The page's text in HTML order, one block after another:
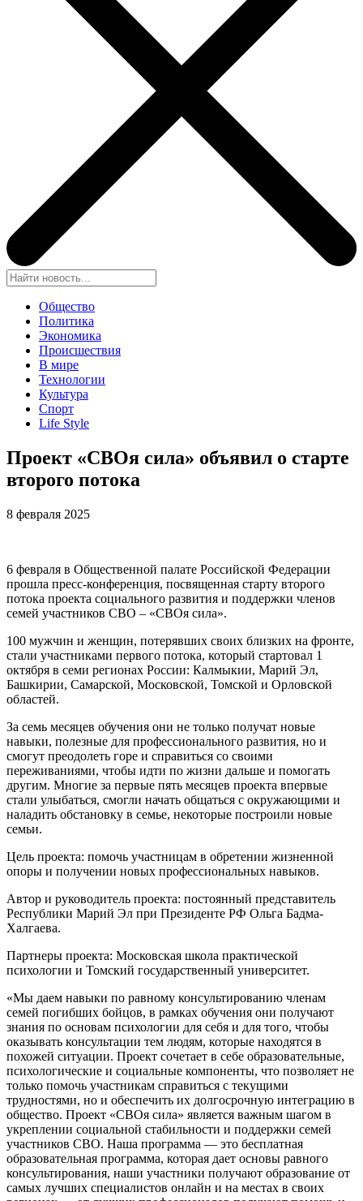
Общество
Политика
Экономика
Происшествия
В мире
Технологии
Культура
Спорт
Life Style
Проект «СВОя сила» объявил о старте
второго потока
8 февраля 2025
6 февраля в Общественной палате Российской Федерации
прошла пресс-конференция, посвященная старту второго
потока проекта социального развития и поддержки членов
семей участников СВО – «СВОя сила».
100 мужчин и женщин, потерявших своих близких на фронте,
стали участниками первого потока, который стартовал 1
октября в семи регионах России: Калмыкии, Марий Эл,
Башкирии, Самарской, Московской, Томской и Орловской
областей.
За семь месяцев обучения они не только получат новые
навыки, полезные для профессионального развития, но и
смогут преодолеть горе и справиться со своими
переживаниями, чтобы идти по жизни дальше и помогать
другим. Многие за первые пять месяцев проекта впервые
стали улыбаться, смогли начать общаться с окружающими и
наладить обстановку в семье, некоторые построили новые
семьи.
Цель проекта: помочь участницам в обретении жизненной
опоры и получении новых профессиональных навыков.
Автор и руководитель проекта: постоянный представитель
Республики Марий Эл при Президенте РФ Ольга Бадма-
Халгаева.
Партнеры проекта: Московская школа практической
психологии и Томский государственный университет.
«Мы даем навыки по равному консультированию членам
семей погибших бойцов, в рамках обучения они получают
знания по основам психологии для себя и для того, чтобы
оказывать консультации тем людям, которые находятся в
похожей ситуации. Проект сочетает в себе образовательные,
психологические и социальные компоненты, что позволяет не
только помочь участникам справиться с текущими
трудностями, но и обеспечить их долгосрочную интеграцию в
общество. Проект «СВОя сила» является важным шагом в
укреплении социальной стабильности и поддержки семей
участников СВО. Наша программа — это бесплатная
образовательная программа, которая дает основы равного
консультирования, наши участники получают образование от
самых лучших специалистов онлайн и на местах в своих